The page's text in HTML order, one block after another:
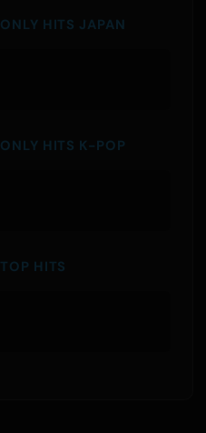
ONLY HITS JAPAN
ONLY HITS K-POP
TOP HITS